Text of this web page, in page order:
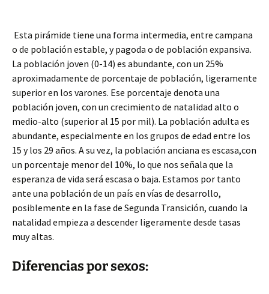
Esta pirámide tiene una forma intermedia, entre campana
o de población estable, y pagoda o de población expansiva.
La población joven (0-14) es abundante, con un 25%
aproximadamente de porcentaje de población, ligeramente
superior en los varones. Ese porcentaje denota una
población joven, con un crecimiento de natalidad alto o
medio-alto (superior al 15 por mil). La población adulta es
abundante, especialmente en los grupos de edad entre los
15 y los 29 años. A su vez, la población anciana es escasa,con
un porcentaje menor del 10%, lo que nos señala que la
esperanza de vida será escasa o baja. Estamos por tanto
ante una población de un país en vías de desarrollo,
posiblemente en la fase de Segunda Transición, cuando la
natalidad empieza a descender ligeramente desde tasas
muy altas.
Diferencias por sexos: